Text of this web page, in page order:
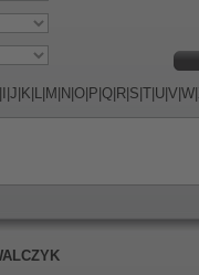
J K L M N O P Q R S T U V W